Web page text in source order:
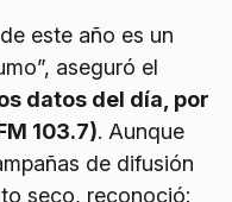
este año es un
aseguró el
datos del día, por
103.7). Aunque
de difusión
seco, reconoció: